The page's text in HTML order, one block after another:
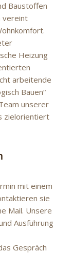
Baustoffen
vereint
Heizung
arbeitende
Bauen“
unserer
zielorientiert
mit einem
sie
Mail. Unsere
Ausführung
Gespräch